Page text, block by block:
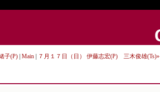
子(P) Main ７月１７日（日） 伊藤志宏(P) 三木俊雄(Ts)»